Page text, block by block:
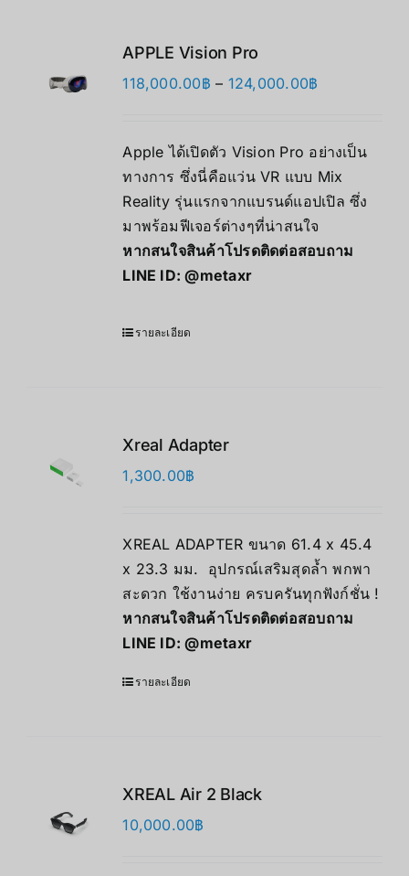
APPLE Vision Pro
118,000.00฿ – 124,000.00฿
through
124,000.00฿
Apple ได้เปิดตัว Vision Pro อย่างเป็น
ทางการ ซึ่งนี่คือแว่น VR แบบ Mix
Reality รุ่นแรกจากแบรนด์แอปเปิล ซึ่ง
มาพร้อมฟีเจอร์ต่างๆที่น่าสนใจ
หากสนใจสินค้าโปรดติดต่อสอบถาม
LINE ID:@metaxr
รายละเอียด
Xreal Adapter
1,300.00฿
XREAL ADAPTER ขนาด 61.4 x 45.4
x 23.3 มม. อุปกรณ์เสริมสุดล้ำ พกพา
สะดวก ใช้งานง่าย ครบครันทุกฟังก์ชั่น !
หากสนใจสินค้าโปรดติดต่อสอบถาม
LINE ID:@metaxr
รายละเอียด
XREAL Air 2 Black
10,000.00฿